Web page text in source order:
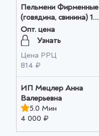
Пельмени Фирменные
(говядина, свинина) 1
кг оптом
Опт. цена
Узнать
Цена РРЦ
814 ₽
ИП Мецлер Анна
Валерьевна
5.0 Мин
4 000 ₽